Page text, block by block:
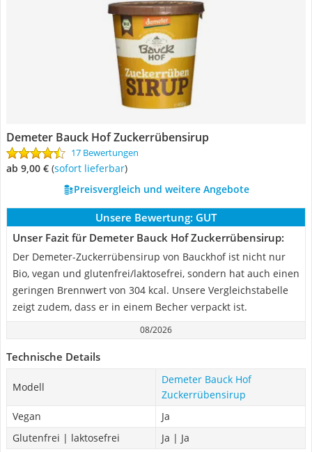
Demeter Bauck Hof Zuckerrübensirup
17 Bewertungen
ab 9,00 € ( Sofort lieferbar)
Preisvergleich und weitere Angebote
Unsere Bewertung: GUT
Unser Fazit für Demeter Bauck Hof Zuckerrübensirup:
Der Demeter-Zuckerrübensirup von Bauckhof ist nicht nur
Bio, vegan und glutenfrei/laktosefrei, sondern hat auch einen
geringen Brennwert von 304 kcal. Unsere Vergleichstabelle
zeigt zudem, dass er in einem Becher verpackt ist.
08/2026
Technische Details
Modell
Demeter Bauck Hof
Zuckerrübensirup
Vegan
Ja
Glutenfrei | laktosefrei
Ja | Ja